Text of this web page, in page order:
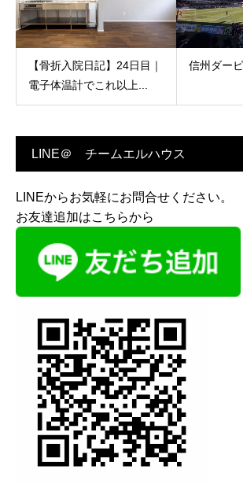
【骨折入院日記】24日目｜
電子体温計でこれ以上...
信州ダー
LINE＠ チームエルハウス
LINEからお気軽にお問合せください。
お友達追加はこちらから